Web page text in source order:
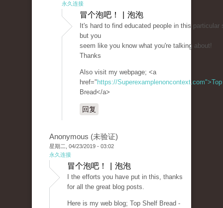
永久连接
冒个泡吧！ | 泡泡
It's hard to find educated people in this particular
but you
seem like you know what you're talking about!
Thanks
Also visit my webpage; <a
href=" https://Superexamplenoncontext.com">Top
Bread</a>
回复
Anonymous (未验证)
星期二, 04/23/2019 - 03:02
永久连接
冒个泡吧！ | 泡泡
I the efforts you have put in this, thanks
for all the great blog posts.
Here is my web blog; Top Shelf Bread -